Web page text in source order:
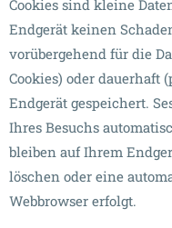
Cookies sind kleine
Endgerät keinen
vorübergehend für die
Cookies) oder dauerhaft
Endgerät gespeichert.
Ihres Besuchs
bleiben auf Ihrem
löschen oder eine
Webbrowser erfolgt.